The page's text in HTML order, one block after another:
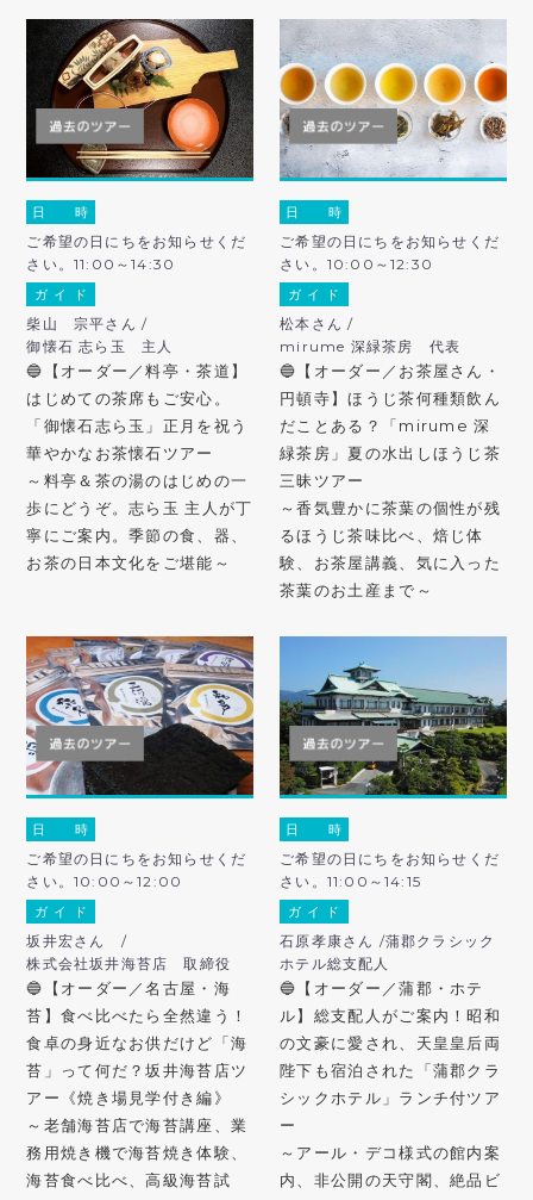
日 時
ご希望の日にちをお知らせくだ
さい。11:00～14:30
ガ イ ド
柴山 宗平さん /
御懐石 志ら玉 主人
🔵【オーダー／料亭・茶道】
はじめての茶席もご安心。
「御懐石志ら玉」正月を祝う
華やかなお茶懐石ツアー
～料亭＆茶の湯のはじめの一
歩にどうぞ。志ら玉 主人が丁
寧にご案内。季節の食、器、
お茶の日本文化をご堪能～
日 時
ご希望の日にちをお知らせくだ
さい。10:00～12:30
ガ イ ド
松本さん /
mirume 深緑茶房 代表
🔵【オーダー／お茶屋さん・
円頓寺】ほうじ茶何種類飲ん
だことある？「mirume 深
緑茶房」夏の水出しほうじ茶
三昧ツアー
～香気豊かに茶葉の個性が残
るほうじ茶味比べ、焙じ体
験、お茶屋講義、気に入った
茶葉のお土産まで～
日 時
ご希望の日にちをお知らせくだ
さい。10:00～12:00
ガ イ ド
坂井宏さん /
株式会社坂井海苔店 取締役
🔵【オーダー／名古屋・海
苔】食べ比べたら全然違う！
食卓の身近なお供だけど「海
苔」って何だ？坂井海苔店ツ
アー《焼き場見学付き編》
～老舗海苔店で海苔講座、業
務用焼き機で海苔焼き体験、
海苔食べ比べ、高級海苔試
日 時
ご希望の日にちをお知らせくだ
さい。11:00～14:15
ガ イ ド
石原孝康さん /蒲郡クラシック
ホテル総支配人
🔵【オーダー／蒲郡・ホテ
ル】総支配人がご案内！昭和
の文豪に愛され、天皇皇后両
陛下も宿泊された「蒲郡クラ
シックホテル」ランチ付ツア
ー
～アール・デコ様式の館内案
内、非公開の天守閣、絶品ビ